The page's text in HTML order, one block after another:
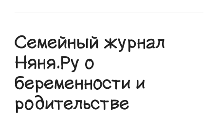
Семейный журнал
Няня.Ру о
беременности и
родительстве